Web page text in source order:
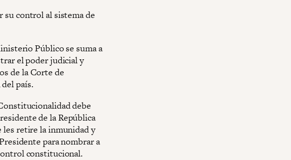
su control al sistema de
Público se suma a
el poder judicial y
de la Corte de
país.
debe
de la República
les retire la inmunidad y
para nombrar a
constitucional.